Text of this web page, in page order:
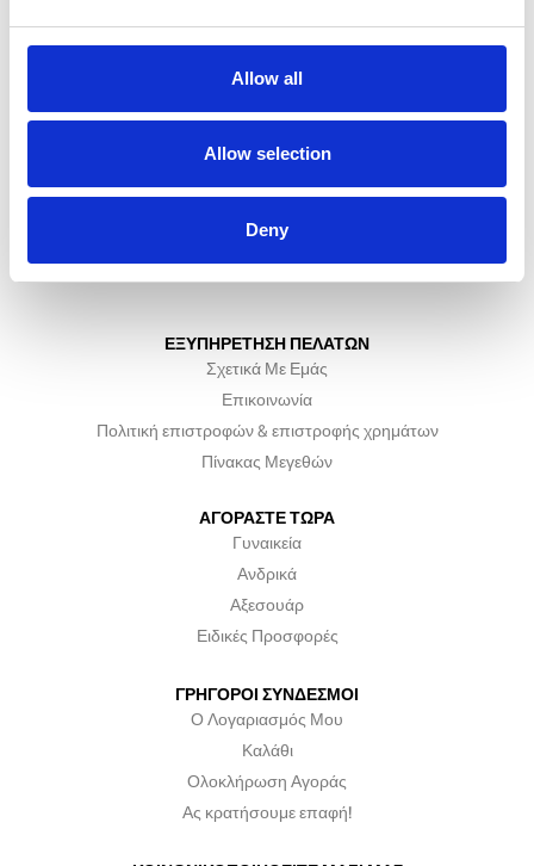
Allow all
Allow selection
Deny
ΕΠΙΣΤΡΟΦΕΣ
ΕΠΙΚΟΙΝΩΝΙΑ
ΕΞΥΠΗΡΕΤΗΣΗ ΠΕΛΑΤΩΝ
Σχετικά Με Εμάς
Επικοινωνία
Πολιτική επιστροφών & επιστροφής χρημάτων
Πίνακας Μεγεθών
ΑΓΟΡΑΣΤΕ ΤΩΡΑ
Γυναικεία
Ανδρικά
Αξεσουάρ
Ειδικές Προσφορές
ΓΡΗΓΟΡΟΙ ΣΥΝΔΕΣΜΟΙ
Ο Λογαριασμός Μου
Καλάθι
Ολοκλήρωση Αγοράς
Ας κρατήσουμε επαφή!